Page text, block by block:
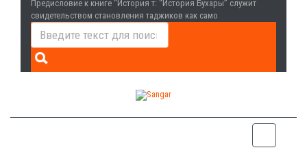
Предисловие к книге “История т: “История Бухары” служит
свидетельством становления таджиков как само